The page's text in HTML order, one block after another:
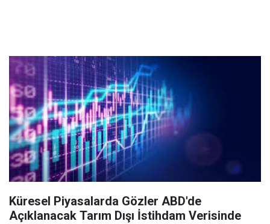
Küresel Piyasalarda Gözler ABD'de
Açıklanacak Tarım Dışı İstihdam Verisinde